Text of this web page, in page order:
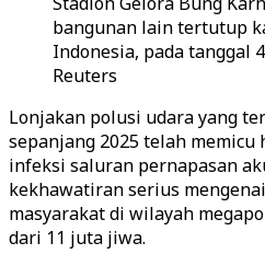
bangunan lain tertutup
Indonesia, pada tanggal
Reuters
Lonjakan polusi udara yang
sepanjang 2025 telah memicu
infeksi saluran pernapasan
kekhawatiran serius
masyarakat di wilayah
dari 11 juta jiwa.